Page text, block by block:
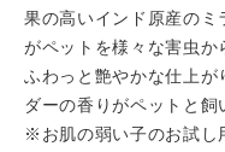
果の高いインド原産のミ
がペットを様々な害虫か
ふわっと艶やかな仕上が
ダーの香りがペットと飼
※お肌の弱い子のお試し